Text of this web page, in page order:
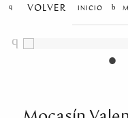
VOLVER